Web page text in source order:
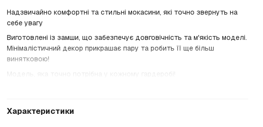
Надзвичайно комфортні та стильні мокасини, які точно звернуть на
себе увагу
Виготовлені із замши, що забезпечує довговічність та м'якість моделі.
Мінімалістичний декор прикрашає пару та робить її ще більш
винятковою!
Модель, яка точно потрібна у кожному гардеробі!
Характеристики